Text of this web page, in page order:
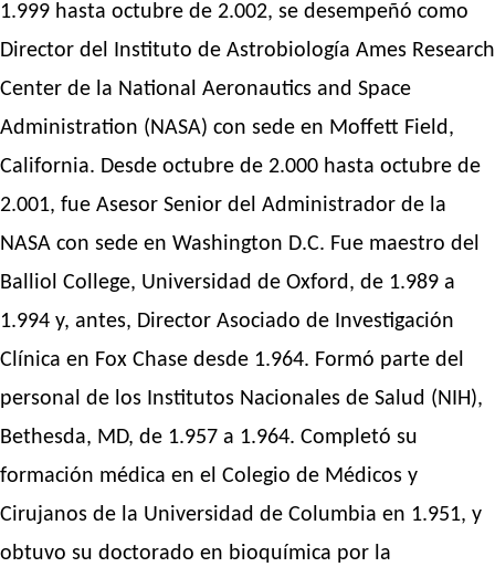
1.999 hasta octubre de 2.002, se desempeñó como
Director del Instituto de Astrobiología Ames Research
Center de la National Aeronautics and Space
Administration (NASA) con sede en Moffett Field,
California. Desde octubre de 2.000 hasta octubre de
2.001, fue Asesor Senior del Administrador de la
NASA con sede en Washington D.C. Fue maestro del
Balliol College, Universidad de Oxford, de 1.989 a
1.994 y, antes, Director Asociado de Investigación
Clínica en Fox Chase desde 1.964. Formó parte del
personal de los Institutos Nacionales de Salud (NIH),
Bethesda, MD, de 1.957 a 1.964. Completó su
formación médica en el Colegio de Médicos y
Cirujanos de la Universidad de Columbia en 1.951, y
obtuvo su doctorado en bioquímica por la